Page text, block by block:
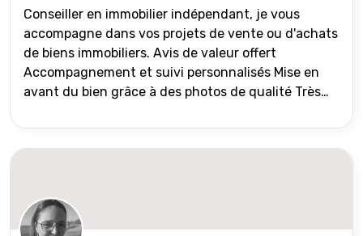
Conseiller en immobilier indépendant, je vous
accompagne dans vos projets de vente ou d'achats
de biens immobiliers. Avis de valeur offert
Accompagnement et suivi personnalisés Mise en
avant du bien grâce à des photos de qualité Très
international) Validation du financement des
acquéreurs auprès de partenaires financiers
réseau Iad France et Iad Deutschland Inter agence